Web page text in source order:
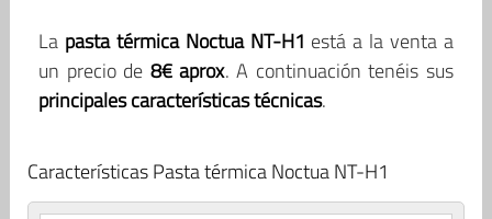
La pasta térmica Noctua NT-H1 está a la venta a
un precio de 8€ aprox. A continuación tenéis sus
principales características técnicas.
Características Pasta térmica Noctua NT-H1